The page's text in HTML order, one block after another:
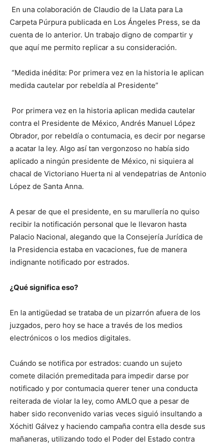
En una colaboración de Claudio de la Llata para La
Carpeta Púrpura publicada en Los Ángeles Press, se da
cuenta de lo anterior. Un trabajo digno de compartir y
que aquí me permito replicar a su consideración.
“Medida inédita: Por primera vez en la historia le aplican
medida cautelar por rebeldía al Presidente”
Por primera vez en la historia aplican medida cautelar
contra el Presidente de México, Andrés Manuel López
Obrador, por rebeldía o contumacia, es decir por negarse
a acatar la ley. Algo así tan vergonzoso no había sido
aplicado a ningún presidente de México, ni siquiera al
chacal de Victoriano Huerta ni al vendepatrias de Antonio
López de Santa Anna.
A pesar de que el presidente, en su marullería no quiso
recibir la notificación personal que le llevaron hasta
Palacio Nacional, alegando que la Consejería Jurídica de
la Presidencia estaba en vacaciones, fue de manera
indignante notificado por estrados.
¿Qué significa eso?
En la antigüedad se trataba de un pizarrón afuera de los
juzgados, pero hoy se hace a través de los medios
electrónicos o los medios digitales.
Cuándo se notifica por estrados: cuando un sujeto
comete dilación premeditada para impedir darse por
notificado y por contumacia querer tener una conducta
reiterada de violar la ley, como AMLO que a pesar de
haber sido reconvenido varias veces siguió insultando a
Xóchitl Gálvez y haciendo campaña contra ella desde sus
mañaneras, utilizando todo el Poder del Estado contra